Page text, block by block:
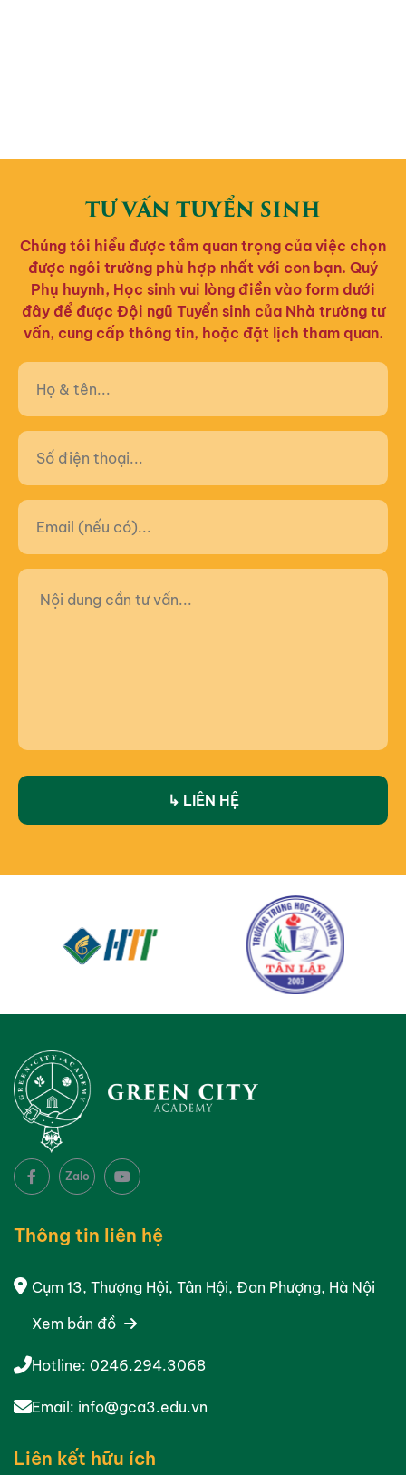
TƯ VẤN TUYỂN SINH
Chúng tôi hiểu được tầm quan trọng của việc chọn
được ngôi trường phù hợp nhất với con bạn. Quý
Phụ huynh, Học sinh vui lòng điền vào form dưới
đây để được Đội ngũ Tuyển sinh của Nhà trường tư
vấn, cung cấp thông tin, hoặc đặt lịch tham quan.
Zalo
Thông tin liên hệ
Cụm 13, Thượng Hội, Tân Hội, Đan Phượng, Hà Nội
Xem bản đồ
Hotline: 0246.294.3068
Email: info@gca3.edu.vn
Liên kết hữu ích